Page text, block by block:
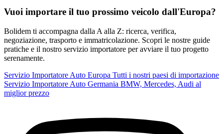
Vuoi importare il tuo prossimo veicolo dall'Europa?
Bolidem ti accompagna dalla A alla Z: ricerca, verifica,
negoziazione, trasporto e immatricolazione. Scopri le nostre guide
pratiche e il nostro servizio importatore per avviare il tuo progetto
serenamente.
Servizio Importatore Auto Europa Tutti i nostri paesi di importazione
Servizio Importatore Auto Germania BMW, Mercedes, Audi al
miglior prezzo